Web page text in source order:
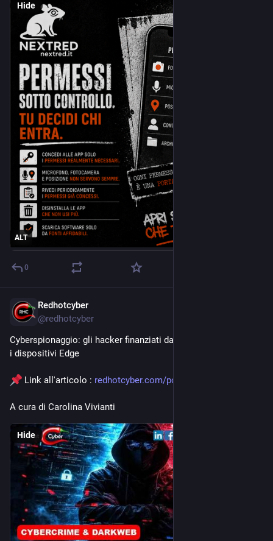
ALT
Hide
0
Redhotcyber
@redhotcyber
Cyberspionaggio: gli hacker finanziati dagli stati ora attaccano
i dispositivi Edge
Link all'articolo : redhotcyber.com/post/cyberspio
A cura di Carolina Vivianti
Hide